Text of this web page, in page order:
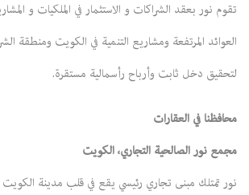
تقوم نور بعقد الشراكات و الاستثمار في الملكيات و
العوائد المرتفعة ومشاريع التنمية في الكويت ومنطقة
لتحقيق دخل ثابت وأرباح رأسمالية مستقرة.
محافظنا في العقارات
مجمع نور الصالحية التجاري، الكويت
نور تمتلك مبنى تجاري رئيسي يقع في قلب مدينة